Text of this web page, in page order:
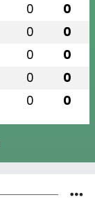
0 0
0 0
0 0
0 0
0 0